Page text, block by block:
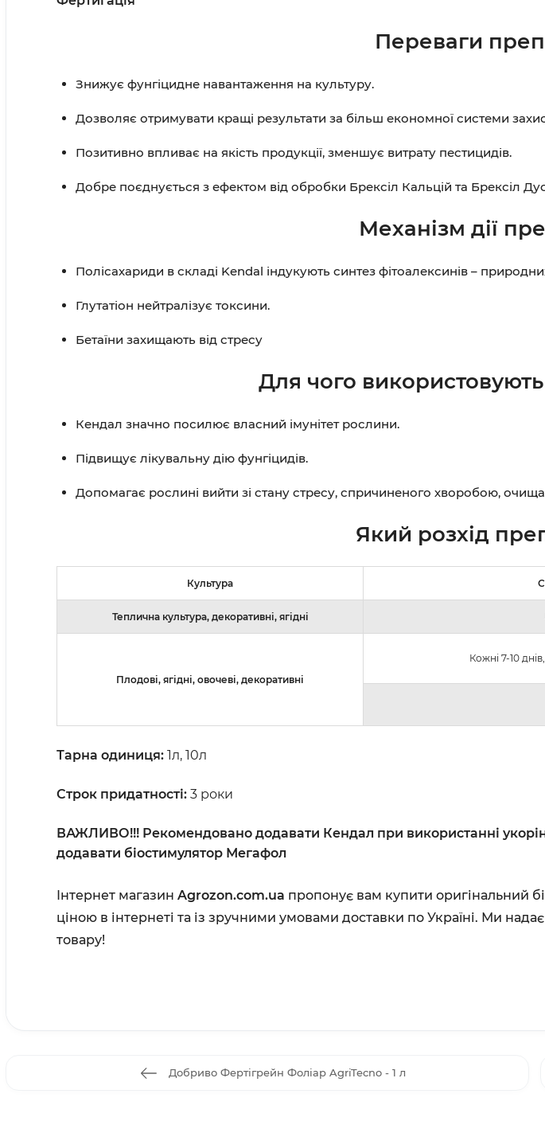
Переваги
Знижує фунгіцидне навантаження на культуру.
Дозволяє отримувати кращі результати за більш економної системи
Позитивно впливає на якість продукції, зменшує витрату пестицидів.
Добре поєднується з ефектом від обробки Брексіл Кальцій та Брексіл
Механізм дії
Полісахариди в складі Kendal індукують синтез фітоалексинів –
Глутатіон нейтралізує токсини.
Бетаїни захищають від стресу
Для чого
Кендал значно посилює власний імунітет рослини.
Підвищує лікувальну дію фунгіцидів.
Допомагає рослині вийти зі стану стресу, спричиненого хворобою,
Який розхід
Культура
Теплична культура, декоративні, ягідні
Плодові, ягідні, овочеві, декоративні
Кожні 7-10
Тарна одиниця: 1л, 10л
Строк придатності: 3 роки
ВАЖЛИВО!!! Рекомендовано додавати Кендал при використанні
додавати біостимулятор Мегафол
Інтернет магазин Agrozon.com.ua пропонує вам купити оригінальний
ціною в інтернеті та із зручними умовами доставки по Україні. Ми
товару!
Добриво Фертігрейн Фоліар AgriTecno - 1 л